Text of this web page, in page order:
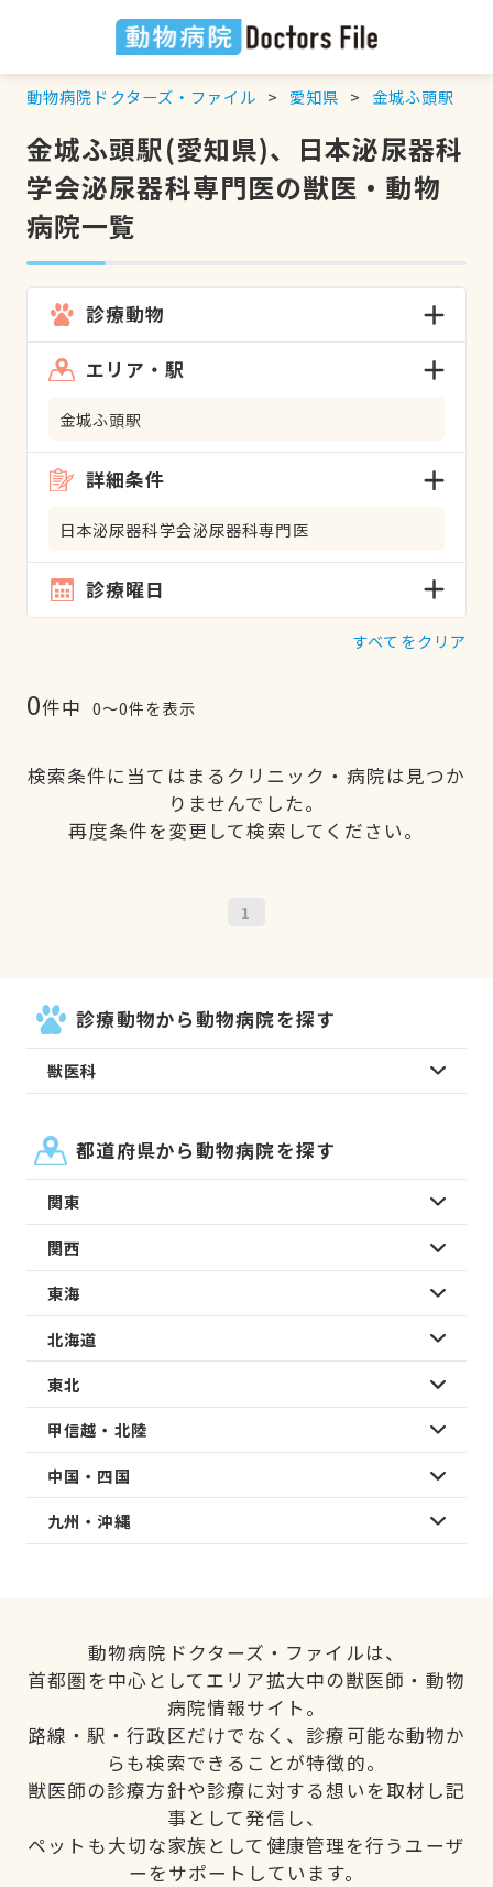
動物病院ドクターズ・ファイル 愛知県 金城ふ頭駅
金城ふ頭駅(愛知県)、日本泌尿器科
学会泌尿器科専門医の獣医・動物
病院一覧
診療動物
エリア・駅
金城ふ頭駅
詳細条件
日本泌尿器科学会泌尿器科専門医
診療曜日
すべてをクリア
0件中 0〜0件を表示
検索条件に当てはまるクリニック・病院は見つか
りませんでした。
再度条件を変更して検索してください。
1
診療動物から動物病院を探す
獣医科
都道府県から動物病院を探す
関東
関西
東海
北海道
東北
甲信越・北陸
中国・四国
九州・沖縄
動物病院ドクターズ・ファイルは、
首都圏を中心としてエリア拡大中の獣医師・動物
病院情報サイト。
路線・駅・行政区だけでなく、診療可能な動物か
らも検索できることが特徴的。
獣医師の診療方針や診療に対する想いを取材し記
事として発信し、
ペットも大切な家族として健康管理を行うユーザ
ーをサポートしています。